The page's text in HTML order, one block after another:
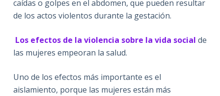
caídas o golpes en el abdomen, que pueden resultar
de los actos violentos durante la gestación.
Los efectos de la violencia sobre la vida social de
las mujeres empeoran la salud.
Uno de los efectos más importante es el
aislamiento, porque las mujeres están más